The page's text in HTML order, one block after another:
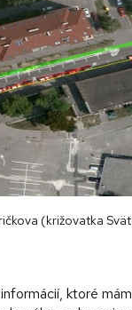
(križovatka
ktoré